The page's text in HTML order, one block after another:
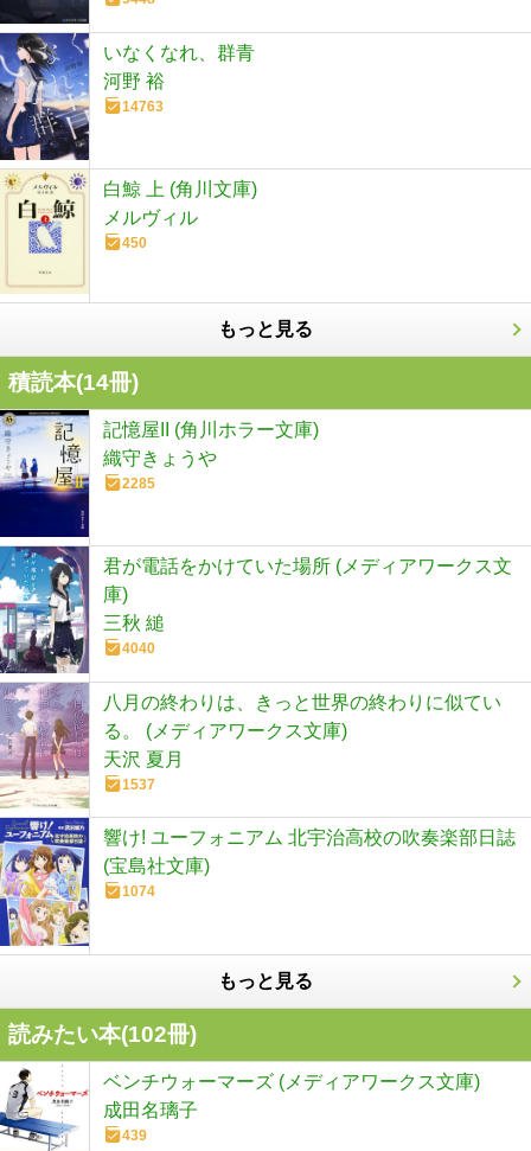
いなくなれ、群青
河野 裕
14763
白鯨 上 (角川文庫)
メルヴィル
450
もっと見る
積読本(14冊)
記憶屋II (角川ホラー文庫)
織守きょうや
2285
君が電話をかけていた場所 (メディアワークス文
庫)
三秋 縋
4040
八月の終わりは、きっと世界の終わりに似てい
る。 (メディアワークス文庫)
天沢 夏月
1537
響け! ユーフォニアム 北宇治高校の吹奏楽部日誌
(宝島社文庫)
1074
もっと見る
読みたい本(102冊)
ベンチウォーマーズ (メディアワークス文庫)
成田名璃子
439